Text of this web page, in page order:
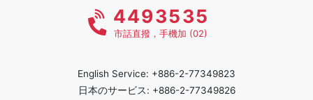
4493535
市話直撥，手機加 (02)
English Service: +886-2-77349823
日本のサービス: +886-2-77349826